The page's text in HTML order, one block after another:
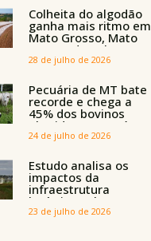
Tocantins, Maranhão
e Piauí
Colheita do algodão
ganha mais ritmo em
Mato Grosso, Mato
Grosso do Sul e
Maranhão
28 de julho de 2026
Pecuária de MT bate
recorde e chega a
45% dos bovinos
abatidos com até 24
meses
24 de julho de 2026
Estudo analisa os
impactos da
infraestrutura
logística sobre a
produção agrícola de
23 de julho de 2026